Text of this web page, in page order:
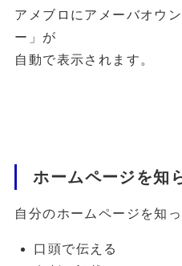
アメブロにアメーバオウ
ー」が
自動で表示されます。
ホームページを知
自分のホームページを知
口頭で伝える